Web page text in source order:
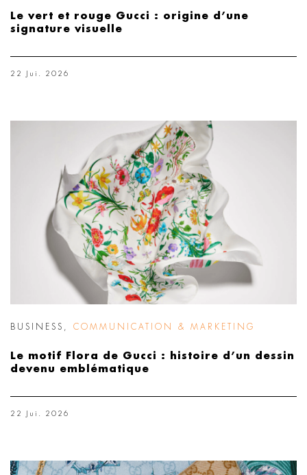
Le vert et rouge Gucci : origine d’une
signature visuelle
22 Jui. 2026
BUSINESS COMMUNICATION & MARKETING
Le motif Flora de Gucci : histoire d’un dessin
devenu emblématique
22 Jui. 2026